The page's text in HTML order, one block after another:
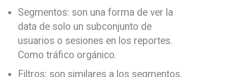
Segmentos: son una forma de ver la
data de solo un subconjunto de
usuarios o sesiones en los reportes.
Como tráfico orgánico.
Filtros: son similares a los segmentos,